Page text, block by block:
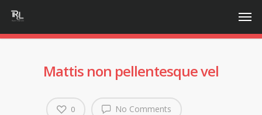
Mattis non pellentesque vel
No Comments
0